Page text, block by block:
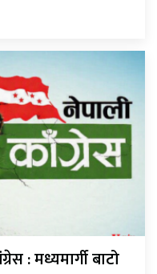
: मध्यमार्गी बाटो